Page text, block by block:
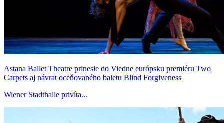
Astana Ballet Theatre prinesie do Viedne európsku premiéru Two
Carpets aj návrat oceňovaného baletu Blind Forgiveness
Wiener Stadthalle privíta...